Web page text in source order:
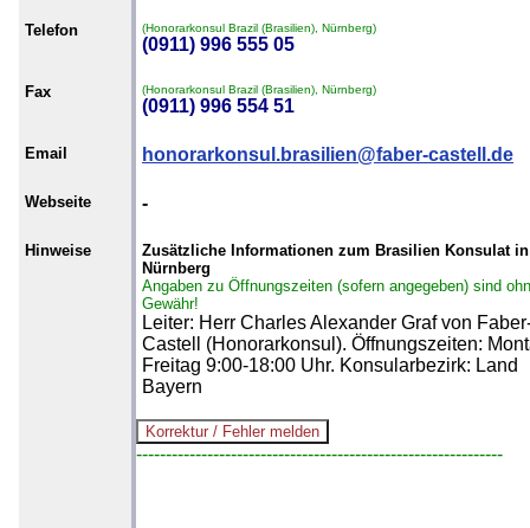
Telefon (Honorarkonsul Brazil (Brasilien), Nürnberg)
(0911) 996 555 05
Fax (Honorarkonsul Brazil (Brasilien), Nürnberg)
(0911) 996 554 51
Email honorarkonsul.brasilien@faber-castell.de
Webseite -
Hinweise
Zusätzliche Informationen zum Brasilien Konsulat in
Nürnberg
Angaben zu Öffnungszeiten (sofern angegeben) sind
Gewähr!
Leiter: Herr Charles Alexander Graf von
Castell (Honorarkonsul). Öffnungszeiten:
Freitag 9:00-18:00 Uhr. Konsularbezirk: Land
Bayern
--------------------------------------------------------------